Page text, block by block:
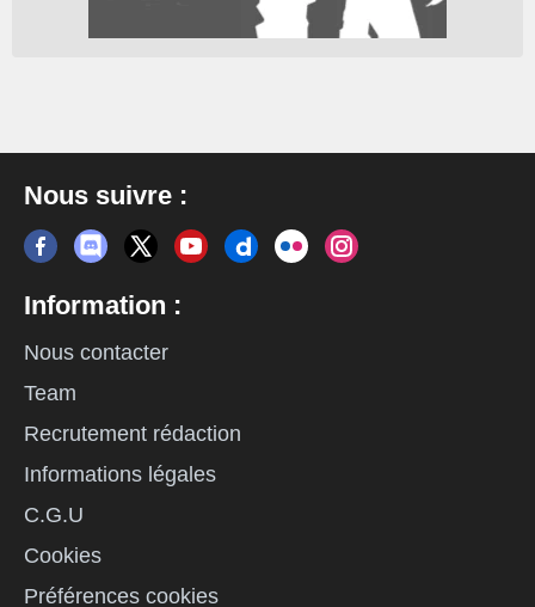
Nous suivre :
Information :
Nous contacter
Team
Recrutement rédaction
Informations légales
C.G.U
Cookies
Préférences cookies